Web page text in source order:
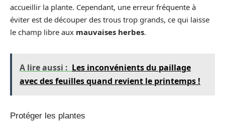
accueillir la plante. Cependant, une erreur fréquente à
éviter est de découper des trous trop grands, ce qui laisse
le champ libre aux mauvaises herbes.
A lire aussi : Les inconvénients du paillage
avec des feuilles quand revient le printemps !
Protéger les plantes